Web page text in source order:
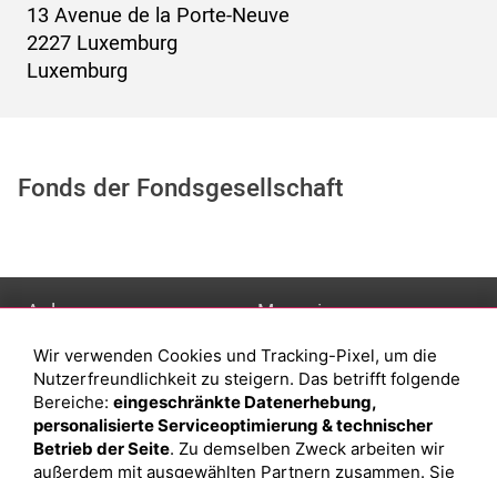
13 Avenue de la Porte-Neuve
2227 Luxemburg
Luxemburg
Fonds der Fondsgesellschaft
Anlage
Depot eröffnen
Depot vergleichen
Junior Depot
Top-Seller-Fonds
Magazin
Was sind sind ETFs?
Sparplan Vorteile
Was ist ein Fonds?
Wir verwenden Cookies und Tracking-Pixel, um die
Nutzerfreundlichkeit zu steigern. Das betrifft folgende
Bereiche: eingeschränkte Datenerhebung,
personalisierte Serviceoptimierung & technischer
Betrieb der Seite. Zu demselben Zweck arbeiten wir
außerdem mit ausgewählten Partnern zusammen. Sie